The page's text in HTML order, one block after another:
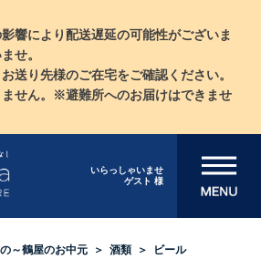
響により配送遅延の可能性がございま
せ。
送り先様のご在宅をご確認ください。
せん。※避難所へのお届けはできませ
いらっしゃいませ
ゲスト 様
メニューを開
～鶴屋のお中元 酒類 ビール